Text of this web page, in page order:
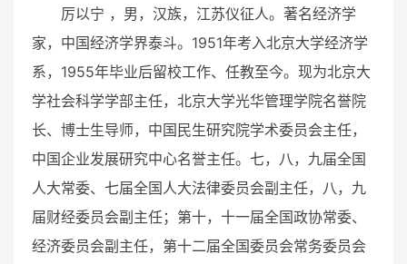
厉以宁 ，男，汉族， 江苏仪征人。著名经济学
家，中国经济学界泰斗。1951年考入北京大学经济学
系，1955年毕业后留校工作、任教至今。现为北京大
学社会科学学部主任， 北京大学光华管理学院名誉院
长、 博士生导师， 中国民生研究院学术委员会主任，
中国企业发展研究中心名誉主任。七，八，九届全国
人大常委、七届全国人大法律委员会副主任，八，九
届财经委员会副主任；第十，十一届全国政协常委、
经济委员会副主任，第十二届全国委员会常务委员会